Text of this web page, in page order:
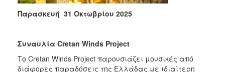
Παρασκευή 31 Οκτωβρίου 2025
Συναυλία Cretan Winds Project
Tο Cretan Winds Project παρουσιάζει μουσικές από
διάφορες παραδόσεις της Ελλάδας με ιδιαίτερη